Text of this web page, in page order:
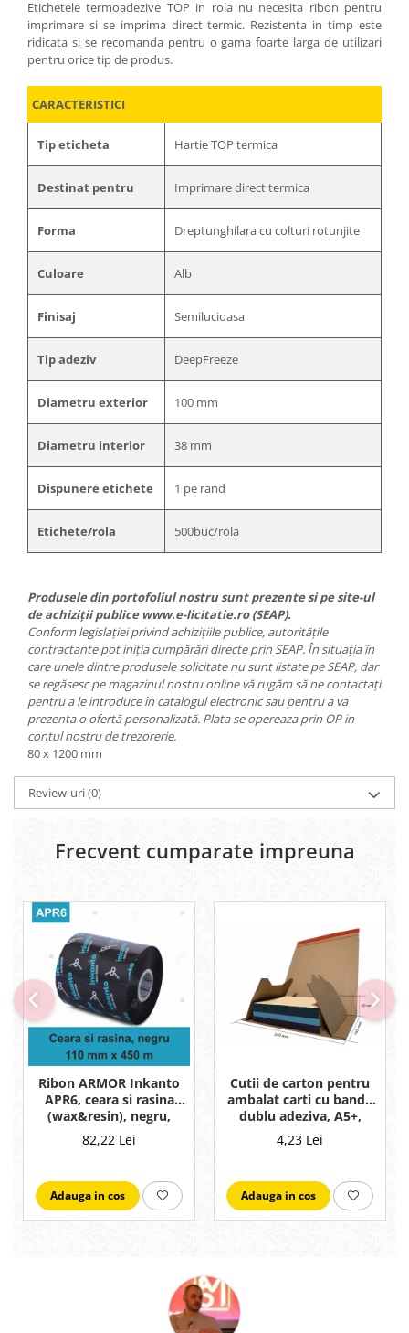
Etichetele termoadezive TOP in rola nu necesita ribon pentru
imprimare si se imprima direct termic. Rezistenta in timp este
ridicata si se recomanda pentru o gama foarte larga de utilizari
pentru orice tip de produs.
CARACTERISTICI
Tip eticheta Hartie TOP termica
Destinat pentru Imprimare direct termica
Forma Dreptunghilara cu colturi rotunjite
Culoare Alb
Finisaj Semilucioasa
Tip adeziv DeepFreeze
Diametru exterior 100 mm
Diametru interior 38 mm
Dispunere etichete 1 pe rand
Etichete/rola 500buc/rola
Produsele din portofoliul nostru sunt prezente si pe site-ul
de achiziții publice www.e-licitatie.ro (SEAP).
Conform legislației privind achizițiile publice, autoritățile
contractante pot iniția cumpărări directe prin SEAP. În situația în
care unele dintre produsele solicitate nu sunt listate pe SEAP, dar
se regăsesc pe magazinul nostru online vă rugăm să ne contactați
pentru a le introduce în catalogul electronic sau pentru a va
prezenta o ofertă personalizată. Plata se opereaza prin OP in
contul nostru de trezorerie.
80 x 1200 mm
Review-uri(0)
Frecvent cumparate impreuna
Ribon ARMOR Inkanto
APR6, ceara si rasina
(wax&resin), negru,
110mmx450M, OUT
82,22 Lei
Adauga in cos
Cutii de carton pentru
ambalat carti cu banda
dublu adeziva, A5+,
249x165x60
4,23 Lei
Adauga in cos